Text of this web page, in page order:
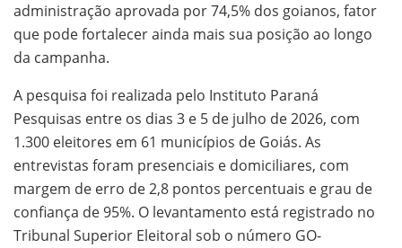
administração aprovada por 74,5% dos goianos, fator
que pode fortalecer ainda mais sua posição ao longo
da campanha.
A pesquisa foi realizada pelo Instituto Paraná
Pesquisas entre os dias 3 e 5 de julho de 2026, com
1.300 eleitores em 61 municípios de Goiás. As
entrevistas foram presenciais e domiciliares, com
margem de erro de 2,8 pontos percentuais e grau de
confiança de 95%. O levantamento está registrado no
Tribunal Superior Eleitoral sob o número GO-